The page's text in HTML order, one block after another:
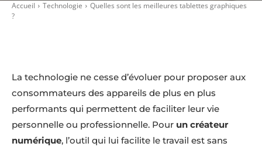
Accueil Technologie
Quelles sont les meilleures tablettes graphiques
?
La technologie ne cesse d’évoluer pour proposer aux
consommateurs des appareils de plus en plus
performants qui permettent de faciliter leur vie
personnelle ou professionnelle. Pour un créateur
numérique, l’outil qui lui facilite le travail est sans